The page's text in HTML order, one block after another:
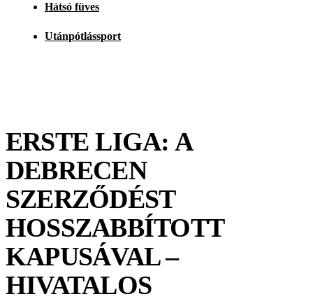
Hátsó füves
Utánpótlássport
ERSTE LIGA: A
DEBRECEN
SZERZŐDÉST
HOSSZABBÍTOTT
KAPUSÁVAL –
HIVATALOS